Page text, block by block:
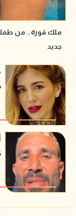
ملك قورة.. من
جديد